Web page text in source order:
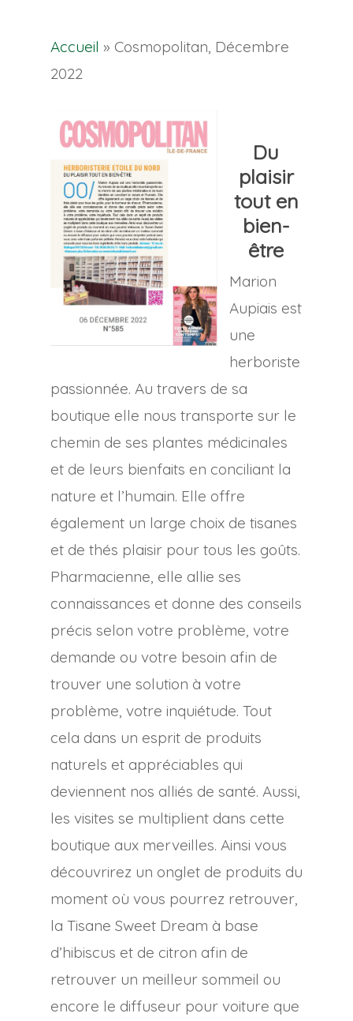
Accueil » Cosmopolitan, Décembre
2022
Du
plaisir
tout en
bien-
être
Marion
Aupiais est
une
herboriste
passionnée. Au travers de sa
boutique elle nous transporte sur le
chemin de ses plantes médicinales
et de leurs bienfaits en conciliant la
nature et l’humain. Elle offre
également un large choix de tisanes
et de thés plaisir pour tous les goûts.
Pharmacienne, elle allie ses
connaissances et donne des conseils
précis selon votre problème, votre
demande ou votre besoin afin de
trouver une solution à votre
problème, votre inquiétude. Tout
cela dans un esprit de produits
naturels et appréciables qui
deviennent nos alliés de santé. Aussi,
les visites se multiplient dans cette
boutique aux merveilles. Ainsi vous
découvrirez un onglet de produits du
moment où vous pourrez retrouver,
la Tisane Sweet Dream à base
d’hibiscus et de citron afin de
retrouver un meilleur sommeil ou
encore le diffuseur pour voiture que